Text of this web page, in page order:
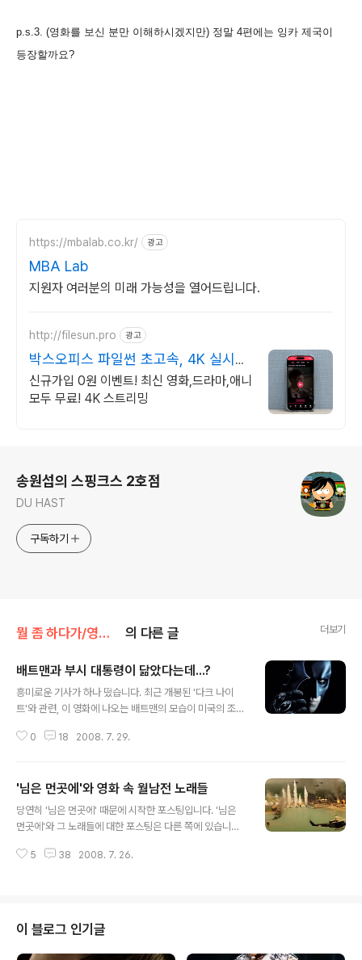
p.s.3. (영화를 보신 분만 이해하시겠지만) 정말 4편에는 잉카 제국이
등장할까요?
https://mbalab.co.kr/ 광고
MBA Lab
지원자 여러분의 미래 가능성을 열어드립니다.
http://filesun.pro 광고
박스오피스 파일썬 초고속, 4K 실시간
보기!
신규가입 0원 이벤트! 최신 영화,드라마,애니
모두 무료! 4K 스트리밍
송원섭의 스핑크스 2호점
DU HAST
구독하기
뭘 좀 하다가/영화를 보다가 의 다른 글 더보기
배트맨과 부시 대통령이 닮았다는데...?
흥미로운 기사가 하나 떴습니다. 최근 개봉된 '다크 나이
트'와 관련, 이 영화에 나오는 배트맨의 모습이 미국의 조지
저널(WSJ)에 실린 한 칼럼에 근거한 기사였습니다. htt
보다 보니 궁금해서 원문을 찾아 봤습니다. 그런데... 웃을
수밖에 없었습니다. 일단 한글 기사를 좀 보시기 바랍니다.
그럼 이유를 금방 아실 수 있습니다. > (이상 국내 모 일간
에 대해 상당히 비판적인 입장을 견지하고 있는 것처럼 보
0 18 2008. 7. 29.
'님은 먼곳에'와 영화 속 월남전 노래들
당연히 '님은 먼곳에' 때문에 시작한 포스팅입니다. '님은
먼곳에'와 그 노래들에 대한 포스팅은 다른 쪽에 있습니다.
곡들을 살펴보는 내용입니다. 월남전을 소재로 한 작품의
먼 정글'의 주제곡으로 명성을 떨쳤죠. (그런데 정작 '머나
먼 정글'이 국내 방송될 때 이 노래는 금지곡 - 반전, 퇴폐성
이라는 이유로 - 이었습니다. 그걸 모르고 오프닝을 그대로
5 38 2008. 7. 26.
이 블로그 인기글